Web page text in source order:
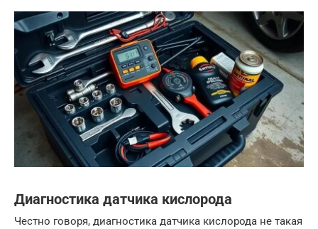
Диагностика датчика кислорода
Честно говоря, диагностика датчика кислорода не такая